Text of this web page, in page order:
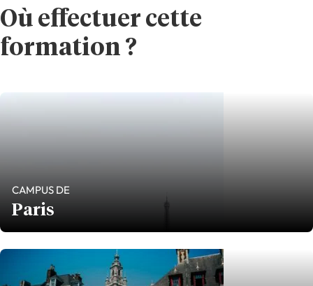
Où effectuer cette
formation ?
CAMPUS DE
Paris